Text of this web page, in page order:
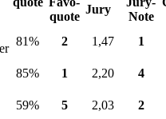
quote
Jury
Note
81% 2 1,47
1
85% 1 2,20
4
59% 5 2,03
2